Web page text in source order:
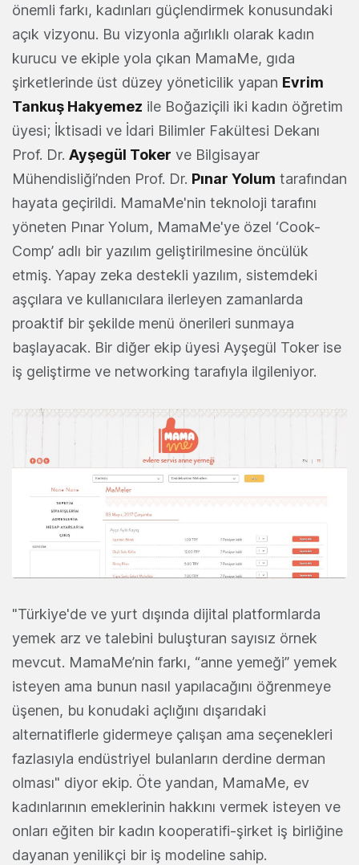
önemli farkı, kadınları güçlendirmek konusundaki
açık vizyonu. Bu vizyonla ağırlıklı olarak kadın
kurucu ve ekiple yola çıkan MamaMe, gıda
şirketlerinde üst düzey yöneticilik yapan Evrim
Tankuş Hakyemez ile Boğaziçili iki kadın öğretim
üyesi; İktisadi ve İdari Bilimler Fakültesi Dekanı
Prof. Dr. Ayşegül Toker ve Bilgisayar
Mühendisliği’nden Prof. Dr. Pınar Yolum tarafından
hayata geçirildi. MamaMe'nin teknoloji tarafını
yöneten Pınar Yolum, MamaMe'ye özel ‘Cook-
Comp’ adlı bir yazılım geliştirilmesine öncülük
etmiş. Yapay zeka destekli yazılım, sistemdeki
aşçılara ve kullanıcılara ilerleyen zamanlarda
proaktif bir şekilde menü önerileri sunmaya
başlayacak. Bir diğer ekip üyesi Ayşegül Toker ise
iş geliştirme ve networking tarafıyla ilgileniyor.
"Türkiye'de ve yurt dışında dijital platformlarda
yemek arz ve talebini buluşturan sayısız örnek
mevcut. MamaMe’nin farkı, “anne yemeği” yemek
isteyen ama bunun nasıl yapılacağını öğrenmeye
üşenen, bu konudaki açlığını dışarıdaki
alternatiflerle gidermeye çalışan ama seçenekleri
fazlasıyla endüstriyel bulanların derdine derman
olması" diyor ekip. Öte yandan, MamaMe, ev
kadınlarının emeklerinin hakkını vermek isteyen ve
onları eğiten bir kadın kooperatifi-şirket iş birliğine
dayanan yenilikçi bir iş modeline sahip.